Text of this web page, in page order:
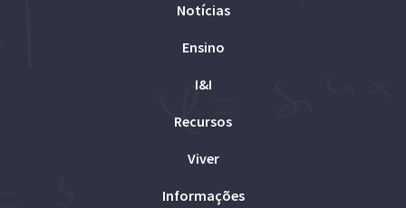
Notícias
Ensino
I&I
Recursos
Viver
Informações